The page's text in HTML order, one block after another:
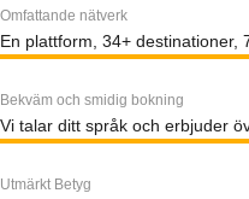
Omfattande nätverk
En plattform, 34+ destinationer,
Bekväm och smidig bokning
Vi talar ditt språk och erbjuder
Utmärkt Betyg